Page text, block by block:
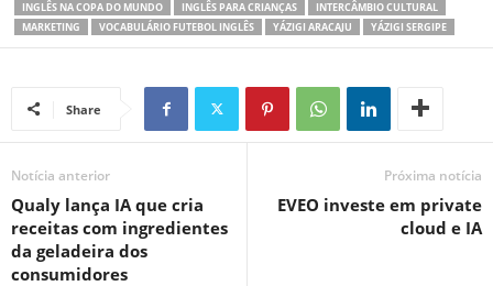
INGLÊS NA COPA DO MUNDO INGLÊS PARA CRIANÇAS
INTERCÂMBIO CULTURAL
MARKETING
VOCABULÁRIO FUTEBOL INGLÊS YÁZIGI ARACAJU YÁZIGI SERGIPE
Share
Notícia anterior
Qualy lança IA que cria
receitas com ingredientes
da geladeira dos
consumidores
Próxima notícia
EVEO investe em private
cloud e IA